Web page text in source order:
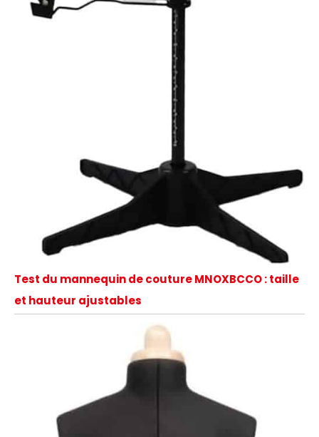
Test du mannequin de couture MNOXBCCO : taille
et hauteur ajustables